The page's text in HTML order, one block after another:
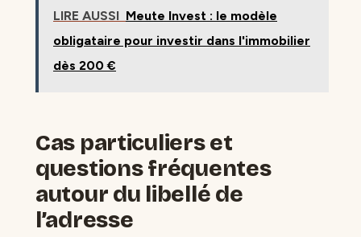
LIRE AUSSI Meute Invest : le modèle
obligataire pour investir dans l'immobilier
dès 200 €
Cas particuliers et
questions fréquentes
autour du libellé de
l’adresse